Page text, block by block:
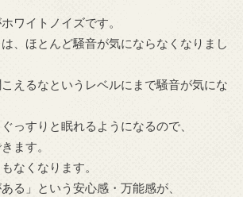
ワイトノイズです。
、ほとんど騒音が気にならなくなりまし
えるなというレベルにまで騒音が気にな
っすりと眠れるようになるので、
ます。
なくなります。
る」という安心感・万能感が、